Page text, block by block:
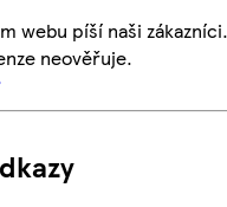
webu píší naši
neověřuje.